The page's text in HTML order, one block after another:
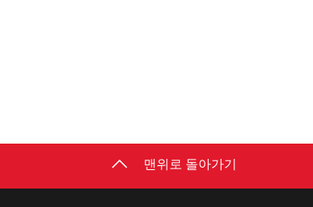
맨위로 돌아가기